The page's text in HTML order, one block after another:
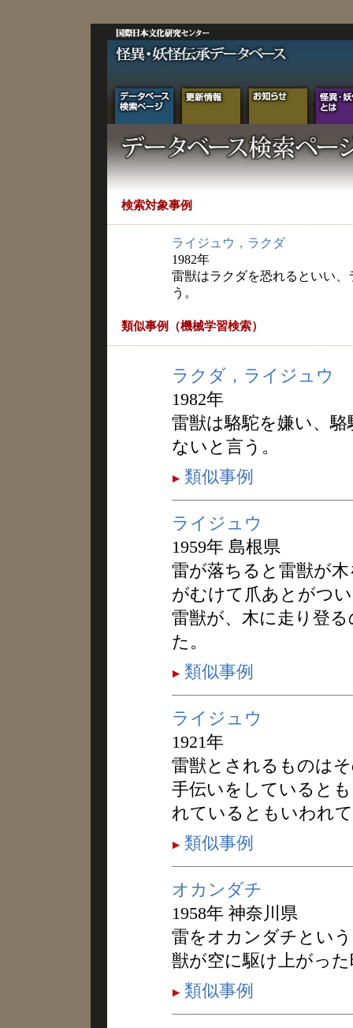
検索対象事例
ライジュウ，ラクダ
1982年
雷獣はラクダを恐れるといい
う。
類似事例（機械学習検索）
ラクダ，ライジュウ
1982年
雷獣は駱駝を嫌い、
ないと言う。
類似事例
ライジュウ
1959年 島根県
雷が落ちると雷獣が
がむけて爪あとがつ
雷獣が、木に走り登
た。
類似事例
ライジュウ
1921年
雷獣とされるものは
手伝いをしていると
れているともいわれ
類似事例
オカンダチ
1958年 神奈川県
雷をオカンダチとい
獣が空に駆け上がっ
類似事例